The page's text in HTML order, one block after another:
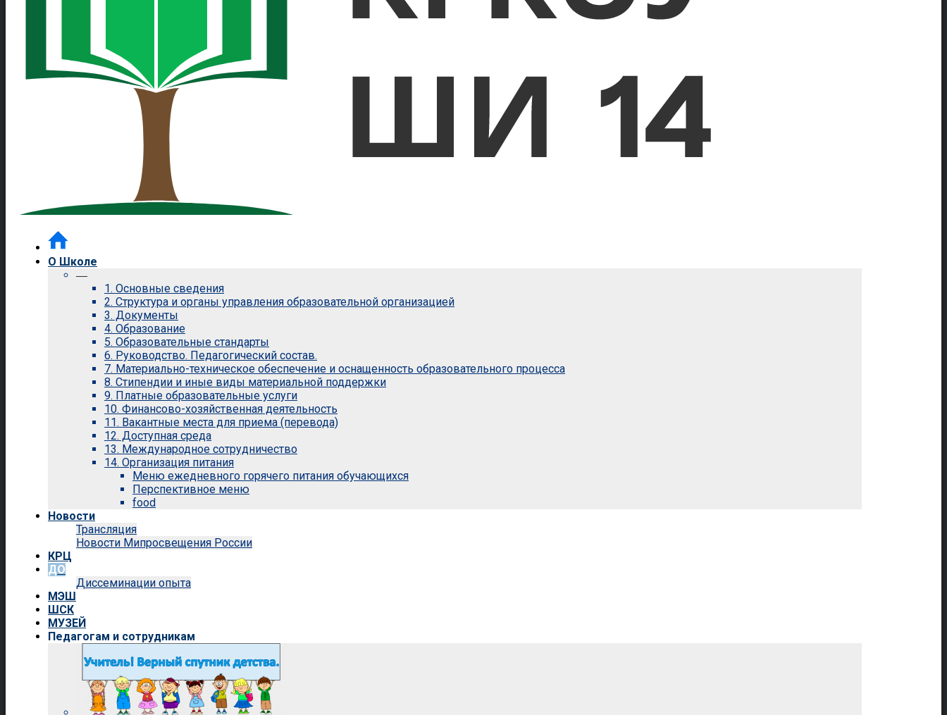
О Школе
—
1. Основные сведения
2. Структура и органы управления образовательной организацией
3. Документы
4. Образование
5. Образовательные стандарты
6. Руководство. Педагогический состав.
7. Материально-техническое обеспечение и оснащенность образовательного процесса
8. Стипендии и иные виды материальной поддержки
9. Платные образовательные услуги
10. Финансово-хозяйственная деятельность
11. Вакантные места для приема (перевода)
12. Доступная среда
13. Международное сотрудничество
14. Организация питания
Меню ежедневного горячего питания обучающихся
Перспективное меню
food
Новости
Трансляция
Новости Мипросвещения России
КРЦ
ДО
Диссеминации опыта
МЭШ
ШСК
МУЗЕЙ
Педагогам и сотрудникам